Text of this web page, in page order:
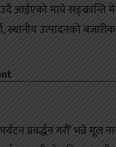
आईएको माघे
स्थानीय उत्पादनको
प्रवर्द्धन गरौं’ भन्ने मूल